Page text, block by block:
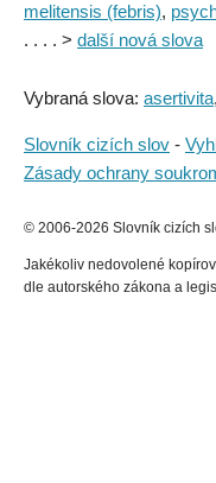
melitensis (febris),
. . . . > další nová slova
Vybraná slova: asertivita,
Slovník cizích slov -
Zásady ochrany
© 2006-2026 Slovník cizích
Jakékoliv nedovolené
dle autorského zákona a